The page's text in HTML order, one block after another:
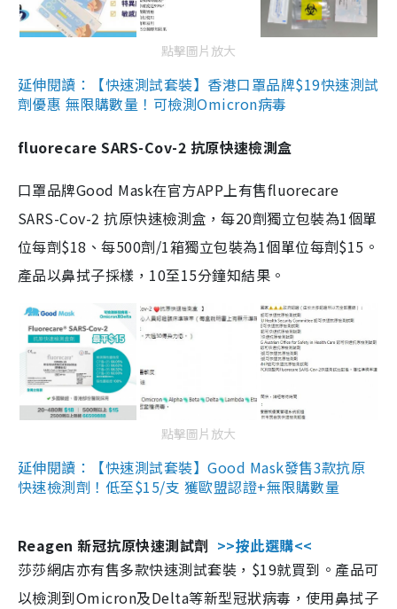
點擊圖片放大
延伸閱讀：【快速測試套裝】香港口罩品牌$19快速測試
劑優惠 無限購數量！可檢測Omicron病毒
fluorecare SARS-Cov-2 抗原快速檢測盒
口罩品牌Good Mask在官方APP上有售fluorecare
SARS-Cov-2 抗原快速檢測盒，每20劑獨立包裝為1個單
位每劑$18、每500劑/1箱獨立包裝為1個單位每劑$15。
產品以鼻拭子採樣，10至15分鐘知結果。
點擊圖片放大
延伸閱讀：【快速測試套裝】Good Mask發售3款抗原
快速檢測劑！低至$15/支 獲歐盟認證+無限購數量
Reagen 新冠抗原快速測試劑 >>按此選購<<
莎莎網店亦有售多款快速測試套裝，$19就買到。產品可
以檢測到Omicron及Delta等新型冠狀病毒，使用鼻拭子